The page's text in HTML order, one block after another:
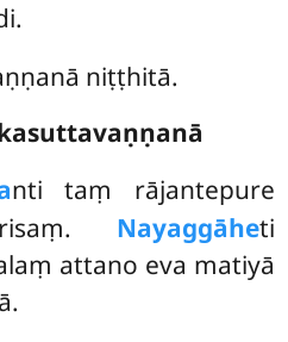
niṭṭhitā.
nti taṃ rājantepure
Nayaggāheti
attano eva matiyā